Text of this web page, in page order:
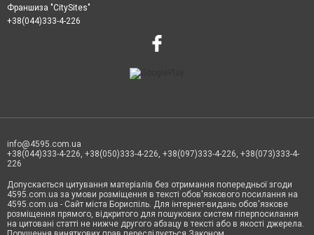
Франшиза "CitySites"
+38(044)333-4-226
info@4595.com.ua
+38(044)333-4-226, +38(050)333-4-226, +38(097)333-4-226, +38(073)333-4-
226
Допускається цитування матеріалів без отримання попередньої згоди
4595.com.ua за умови розміщення в тексті обов'язкового посилання на
4595.com.ua - Сайт міста Бориспіль. Для інтернет-видань обов'язкове
розміщення прямого, відкритого для пошукових систем гіперпосилання
на цитовані статті не нижче другого абзацу в тексті або в якості джерела.